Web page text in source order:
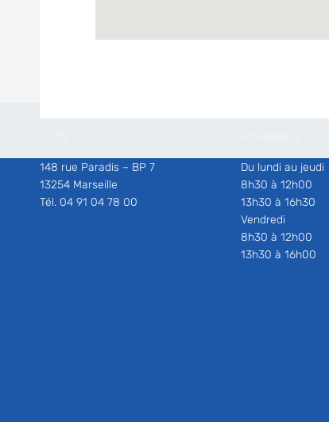
148 rue Paradis – BP 7
13254 Marseille
Tél. 04 91 04 78 00
Du lundi au jeudi
8h30 à 12h00
13h30 à 16h30
Vendredi
8h30 à 12h00
13h30 à 16h00